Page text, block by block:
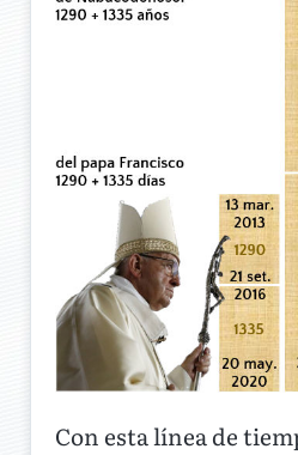
Con esta línea de